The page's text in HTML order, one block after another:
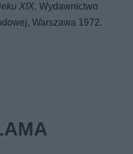
XIX, Wydawnictwo
Warszawa 1972.